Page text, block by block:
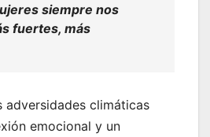
siempre nos
fuertes, más
adversidades climáticas
emocional y un